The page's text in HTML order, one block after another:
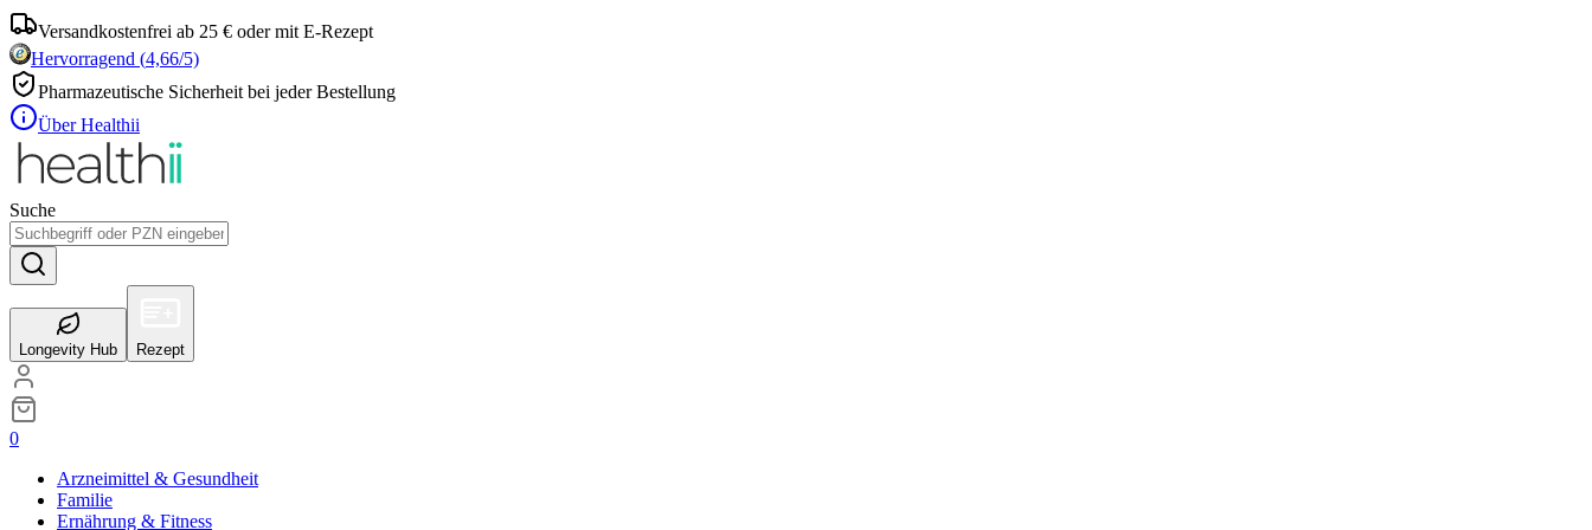
Versandkostenfrei ab 25 € oder mit E-Rezept
Hervorragend (4,66/5)
Pharmazeutische Sicherheit bei jeder Bestellung
Über Healthii
Suche
Longevity Hub Rezept
0
Arzneimittel & Gesundheit
Familie
Ernährung & Fitness